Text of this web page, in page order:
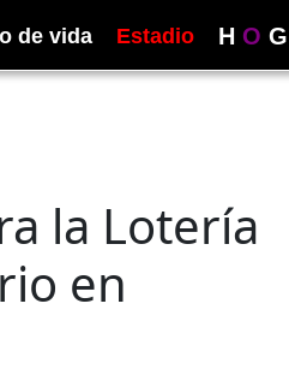
de vida Estadio H O G
la Lotería
en